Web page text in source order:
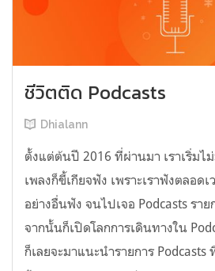
ชีวิตติด Podcasts
Dhialann
ตั้งแต่ต้นปี 2016 ที่ผ่านมา เราเริ่มไ
เพลงก็ขี้เกียจฟัง เพราะเราฟังตลอดเ
อย่างอื่นฟัง จนไปเจอ Podcasts รา
จากนั้นก็เปิดโลกการเดินทางใน
ก็เลยจะมาแนะนำรายการ Podcasts